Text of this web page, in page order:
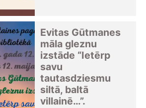
Evitas Gūtmanes
māla gleznu
izstāde “Ietērp
savu
tautasdziesmu
siltā, baltā
villainē…”.